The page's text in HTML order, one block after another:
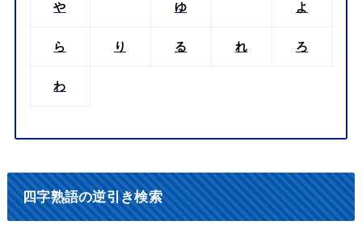
や ゆ よ
ら り る れ ろ
わ
四字熟語の逆引き検索